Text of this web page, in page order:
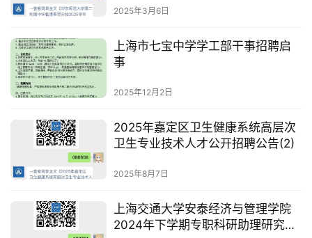
2025年3月6日
上海市七宝中学学工部干事招聘启
事
2025年12月2日
2025年嘉定区卫生健康系统高层次
卫生专业技术人才公开招聘公告(2)
2025年8月7日
上海交通大学安泰经济与管理学院
2024年下学期专职科研助理研究员